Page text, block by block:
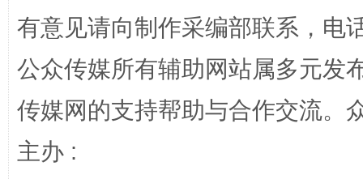
完善运行机制助力责任有效落实
有意见请向制作采编部联系，电
公众传媒所有辅助网站属多元发
传媒网的支持帮助与合作交流。
主办 :